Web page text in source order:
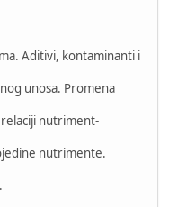
Aditivi, kontaminanti i
unosa. Promena
nutriment-
nutrimente.